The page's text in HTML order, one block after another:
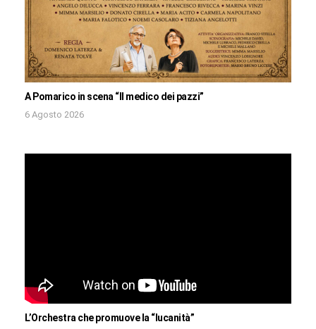
A Pomarico in scena “Il medico dei pazzi”
6 Agosto 2026
L’Orchestra che promuove la “lucanità”